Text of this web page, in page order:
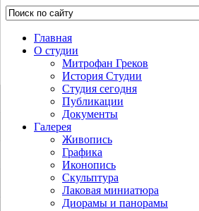
Главная
О студии
Митрофан Греков
История Студии
Студия сегодня
Публикации
Документы
Галерея
Живопись
Графика
Иконопись
Скульптура
Лаковая миниатюра
Диорамы и панорамы